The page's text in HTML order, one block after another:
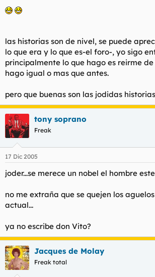
las historias son de nivel, se puede
lo que era y lo que es-el foro-, yo sigo
principalmente lo que hago es reirme
hago igual o mas que antes.
pero que buenas son las jodidas
tony soprano
Freak
17 Dic 2005
joder...se merece un nobel el hombre
no me extraña que se quejen los
actual...
ya no escribe don Vito?
Jacques de Molay
Freak total